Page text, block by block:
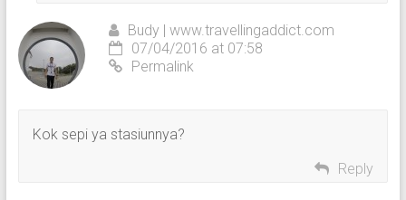
Budy | www.travellingaddict.com
07/04/2016 at 07:58
Permalink
Kok sepi ya stasiunnya?
Reply